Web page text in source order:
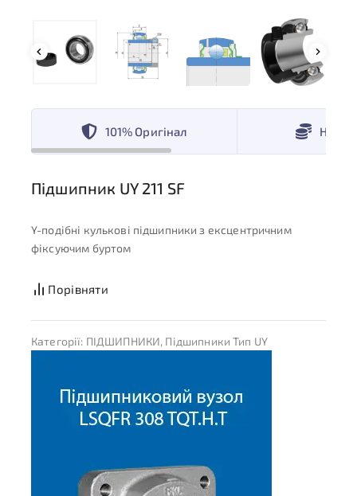
101% Оригінал
Підшипник UY 211 SF
Y-подібні кулькові підшипники з ексцентричним
фіксуючим буртом
Порівняти
Категорії: ПІДШИПНИКИ, Підшипники Тип UY